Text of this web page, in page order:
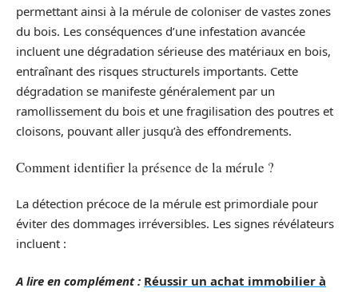
permettant ainsi à la mérule de coloniser de vastes zones
du bois. Les conséquences d’une infestation avancée
incluent une dégradation sérieuse des matériaux en bois,
entraînant des risques structurels importants. Cette
dégradation se manifeste généralement par un
ramollissement du bois et une fragilisation des poutres et
cloisons, pouvant aller jusqu’à des effondrements.
Comment identifier la présence de la mérule ?
La détection précoce de la mérule est primordiale pour
éviter des dommages irréversibles. Les signes révélateurs
incluent :
A lire en complément : Réussir un achat immobilier à